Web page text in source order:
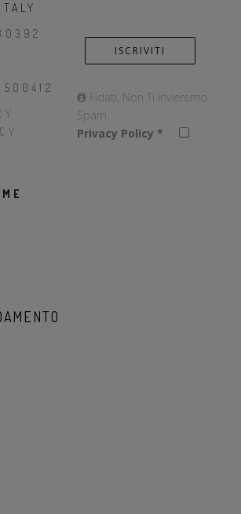
Fidati, Non Ti Invieremo
Spam.
Privacy Policy *